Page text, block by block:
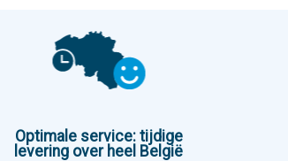
Optimale service: tijdige
levering over heel België